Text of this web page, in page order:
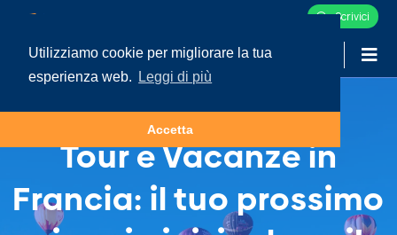
Utilizziamo cookie per migliorare la tua
esperienza web.
Leggi di più
Accetta
Scrivici
Tour e Vacanze in
Francia: il tuo prossimo